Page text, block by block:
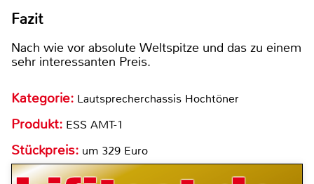
Fazit
Nach wie vor absolute Weltspitze und das zu einem
sehr interessanten Preis.
Kategorie: Lautsprecherchassis Hochtöner
Produkt: ESS AMT-1
Stückpreis: um 329 Euro